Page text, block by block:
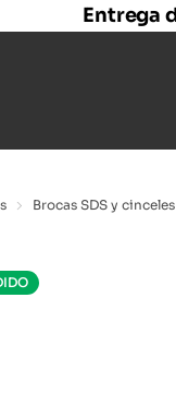
Entrega
Brocas SDS y cinceles